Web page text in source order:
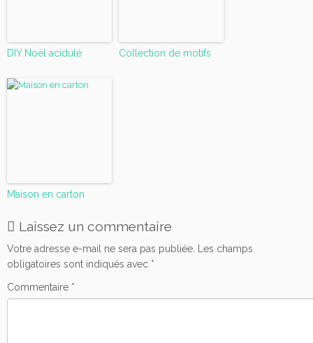
DIY Noël acidulé Collection de motifs
Maison en carton
Laissez un commentaire
Votre adresse e-mail ne sera pas publiée.
Les champs
obligatoires sont indiqués avec *
Commentaire *